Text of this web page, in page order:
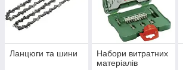
Ланцюги та шини
Набори витратних
матеріалів